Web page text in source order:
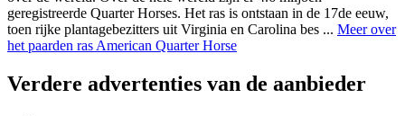
geregistreerde Quarter Horses. Het ras is ontstaan in de 17de eeuw,
toen rijke plantagebezitters uit Virginia en Carolina bes ... Meer over
het paarden ras American Quarter Horse
Verdere advertenties van de aanbieder